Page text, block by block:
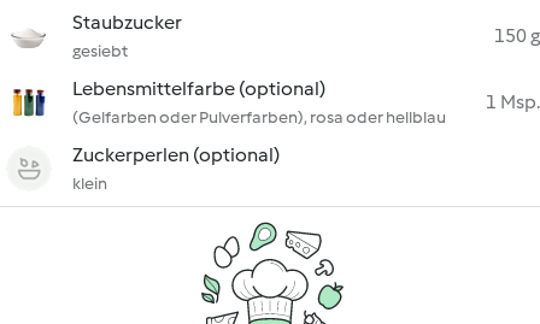
Staubzucker
gesiebt
150 g
Lebensmittelfarbe (optional)
(Gelfarben oder Pulverfarben), rosa oder hellblau
1 Msp.
Zuckerperlen (optional)
klein